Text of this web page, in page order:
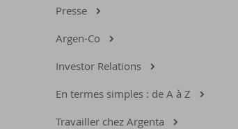
Presse
Argen-Co
Investor Relations
En termes simples : de A à Z
Travailler chez Argenta